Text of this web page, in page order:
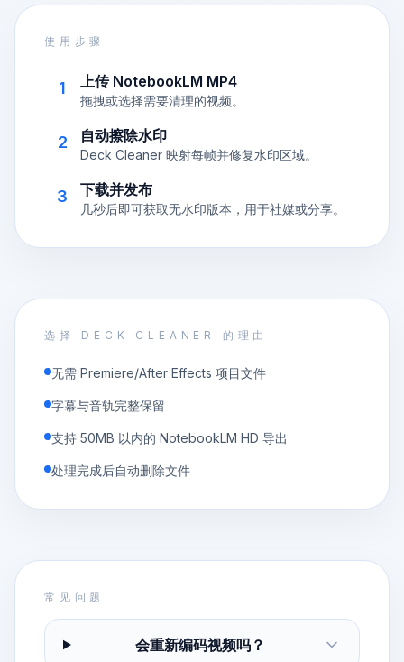
使用步骤
1 上传 NotebookLM MP4
拖拽或选择需要清理的视频。
2 自动擦除水印
Deck Cleaner 映射每帧并修复水印区域。
3 下载并发布
几秒后即可获取无水印版本，用于社媒或分享。
选择 DECK CLEANER 的理由
无需 Premiere/After Effects 项目文件
字幕与音轨完整保留
支持 50MB 以内的 NotebookLM HD 导出
处理完成后自动删除文件
常见问题
会重新编码视频吗？